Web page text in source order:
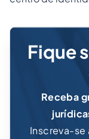
Fique
Receba
Inscreva-se